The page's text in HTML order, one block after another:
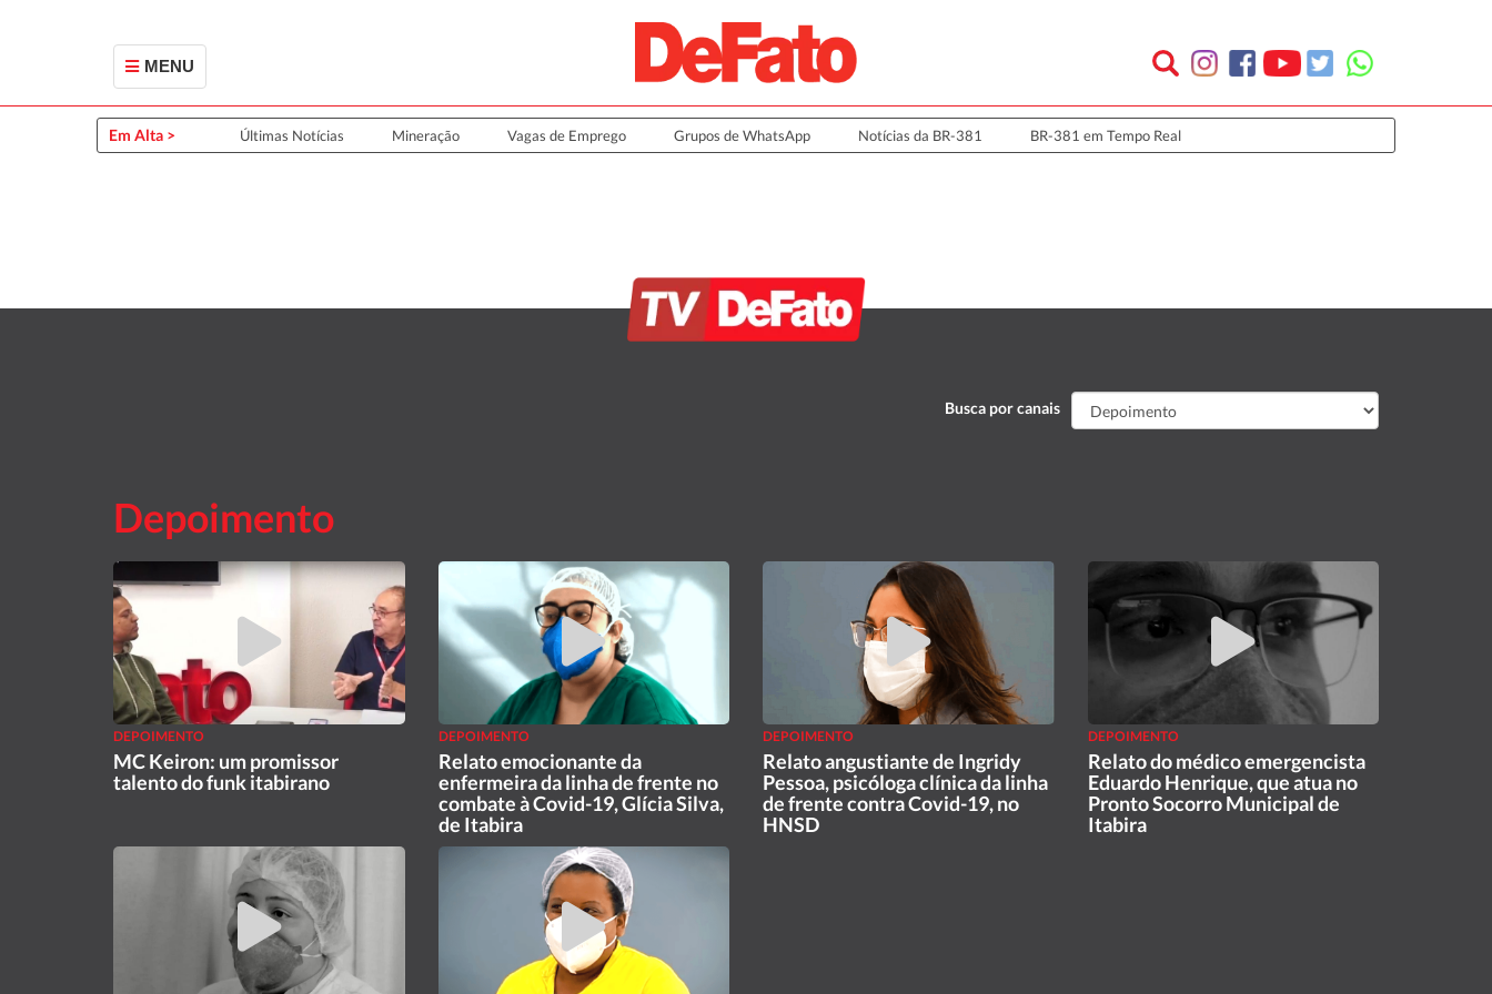
MENU
Em Alta > Últimas Notícias Mineração Vagas de Emprego Grupos de WhatsApp Notícias da BR-381 BR-381 em Tempo Real
Busca por canais
Depoimento
DEPOIMENTO
MC Keiron: um promissor
talento do funk itabirano
DEPOIMENTO
Relato emocionante da
enfermeira da linha de frente no
combate à Covid-19, Glícia Silva,
de Itabira
DEPOIMENTO
Relato angustiante de Ingridy
Pessoa, psicóloga clínica da linha
de frente contra Covid-19, no
HNSD
DEPOIMENTO
Relato do médico emergencista
Eduardo Henrique, que atua no
Pronto Socorro Municipal de
Itabira